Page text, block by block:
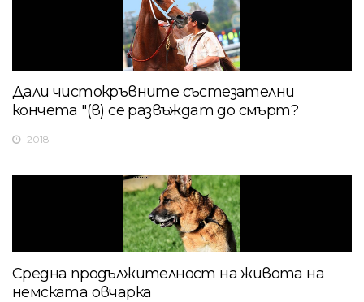
Дали чистокръвните състезателни
кончета "(в) се развъждат до смърт?
2018
Средна продължителност на живота на
немската овчарка